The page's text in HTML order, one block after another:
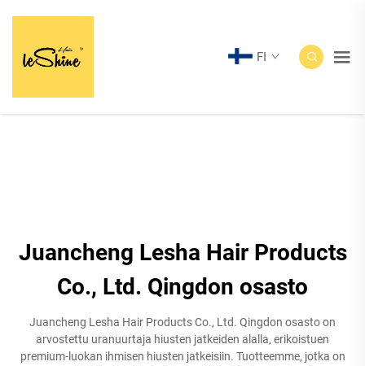
FI
Juancheng Lesha Hair Products
Co., Ltd. Qingdon osasto
Juancheng Lesha Hair Products Co., Ltd. Qingdon osasto on
arvostettu uranuurtaja hiusten jatkeiden alalla, erikoistuen
premium-luokan ihmisen hiusten jatkeisiin. Tuotteemme, jotka on